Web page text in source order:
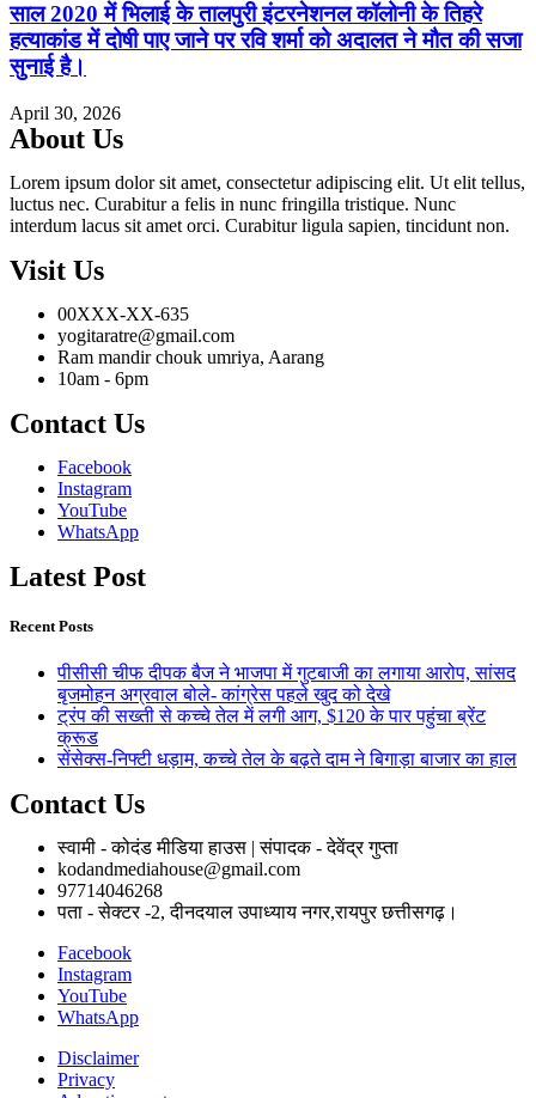
साल 2020 में भिलाई के तालपुरी इंटरनेशनल कॉलोनी के तिहरे
हत्याकांड में दोषी पाए जाने पर रवि शर्मा को अदालत ने मौत की सजा
सुनाई है।
April 30, 2026
About Us
Lorem ipsum dolor sit amet, consectetur adipiscing elit. Ut elit tellus,
luctus nec. Curabitur a felis in nunc fringilla tristique. Nunc
interdum lacus sit amet orci. Curabitur ligula sapien, tincidunt non.
Visit Us
00XXX-XX-635
yogitaratre@gmail.com
Ram mandir chouk umriya, Aarang
10am - 6pm
Contact Us
Facebook
Instagram
YouTube
WhatsApp
Latest Post
Recent Posts
पीसीसी चीफ दीपक बैज ने भाजपा में गुटबाजी का लगाया आरोप, सांसद
बृजमोहन अग्रवाल बोले- कांग्रेस पहले खुद को देखे
ट्रंप की सख्ती से कच्चे तेल में लगी आग, $120 के पार पहुंचा ब्रेंट
क्रूड
सेंसेक्स-निफ्टी धड़ाम, कच्चे तेल के बढ़ते दाम ने बिगाड़ा बाजार का हाल
Contact Us
स्वामी - कोदंड मीडिया हाउस | संपादक - देवेंद्र गुप्ता
kodandmediahouse@gmail.com
97714046268
पता - सेक्टर -2, दीनदयाल उपाध्याय नगर,रायपुर छत्तीसगढ़।
Facebook
Instagram
YouTube
WhatsApp
Disclaimer
Privacy